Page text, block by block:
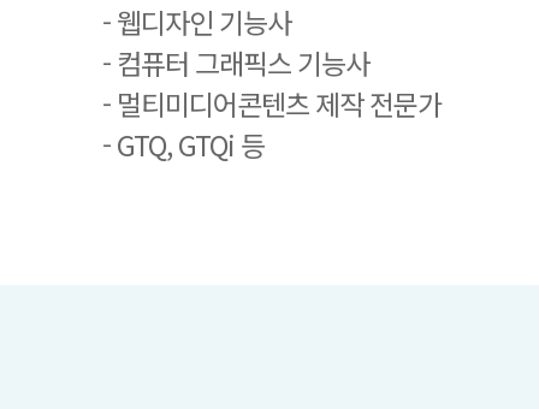
- 웹디자인 기능사
- 컴퓨터 그래픽스 기능사
- 멀티미디어콘텐츠 제작 전문가
- GTQ, GTQi 등